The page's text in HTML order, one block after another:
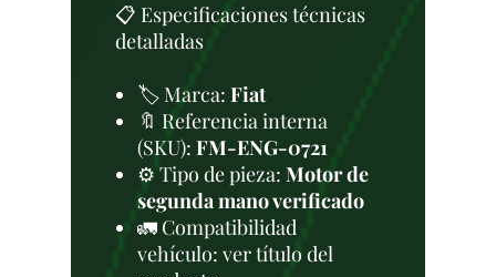
📋 Especificaciones técnicas
detalladas
🏷️ Marca: Fiat
🔖 Referencia interna
(SKU): FM-ENG-0721
⚙️ Tipo de pieza: Motor de
segunda mano verificado
🚛 Compatibilidad
vehículo: ver título del